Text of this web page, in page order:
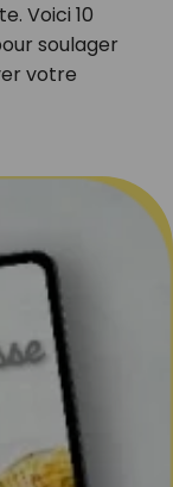
Voici 10
soulager
votre